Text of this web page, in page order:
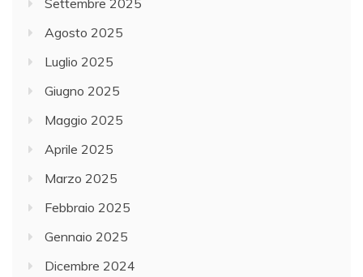
Agosto 2025
Luglio 2025
Giugno 2025
Maggio 2025
Aprile 2025
Marzo 2025
Febbraio 2025
Gennaio 2025
Dicembre 2024